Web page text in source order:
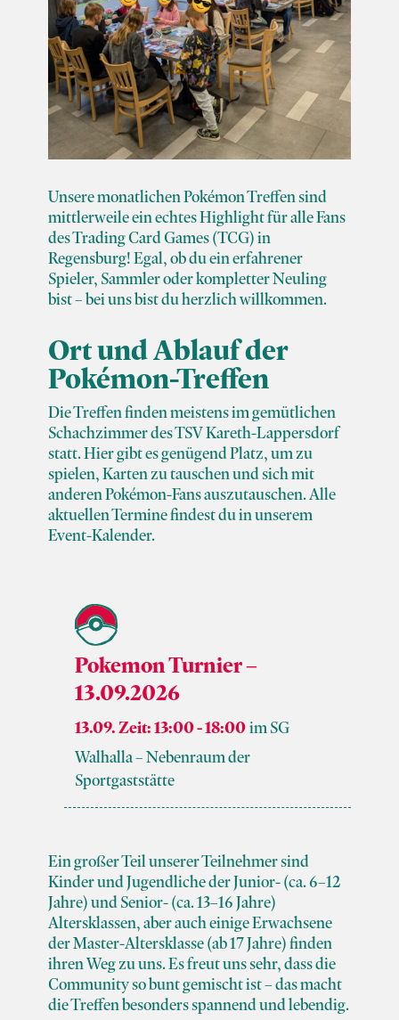
Unsere monatlichen Pokémon Treffen sind
mittlerweile ein echtes Highlight für alle Fans
des Trading Card Games (TCG) in
Regensburg! Egal, ob du ein erfahrener
Spieler, Sammler oder kompletter Neuling
bist – bei uns bist du herzlich willkommen.
Ort und Ablauf der
Pokémon-Treffen
Die Treffen finden meistens im gemütlichen
Schachzimmer des TSV Kareth-Lappersdorf
statt. Hier gibt es genügend Platz, um zu
spielen, Karten zu tauschen und sich mit
anderen Pokémon-Fans auszutauschen. Alle
aktuellen Termine findest du in unserem
Event-Kalender.
Pokemon Turnier –
13.09.2026
13.09. Zeit: 13:00-18:00
SG
Walhalla – Nebenraum der
Sportgaststätte
Ein großer Teil unserer Teilnehmer sind
Kinder und Jugendliche der Junior- (ca. 6–12
Jahre) und Senior- (ca. 13–16 Jahre)
Altersklassen, aber auch einige Erwachsene
der Master-Altersklasse (ab 17 Jahre) finden
ihren Weg zu uns. Es freut uns sehr, dass die
Community so bunt gemischt ist – das macht
die Treffen besonders spannend und lebendig.